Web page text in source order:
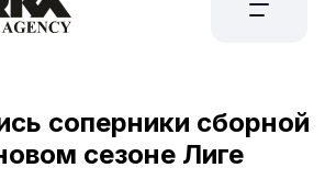
соперники сборной
сезоне Лиге